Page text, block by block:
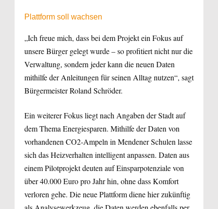
Plattform soll wachsen
„Ich freue mich, dass bei dem Projekt ein Fokus auf
unsere Bürger gelegt wurde – so profitiert nicht nur die
Verwaltung, sondern jeder kann die neuen Daten
mithilfe der Anleitungen für seinen Alltag nutzen“, sagt
Bürgermeister Roland Schröder.
Ein weiterer Fokus liegt nach Angaben der Stadt auf
dem Thema Energiesparen. Mithilfe der Daten von
vorhandenen CO2-Ampeln in Mendener Schulen lasse
sich das Heizverhalten intelligent anpassen. Daten aus
einem Pilotprojekt deuten auf Einsparpotenziale von
über 40.000 Euro pro Jahr hin, ohne dass Komfort
verloren gehe. Die neue Plattform diene hier zukünftig